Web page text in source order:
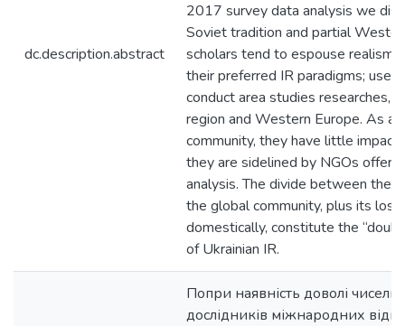
dc.description.abstract
2017 survey data analysis we
Soviet tradition and partial
scholars tend to espouse realism
their preferred IR paradigms; use
conduct area studies researches,
region and Western Europe. As an
community, they have little impact
they are sidelined by NGOs
analysis. The divide between the
the global community, plus its
domestically, constitute the
of Ukrainian IR.
Попри наявність доволі
дослідників міжнародних